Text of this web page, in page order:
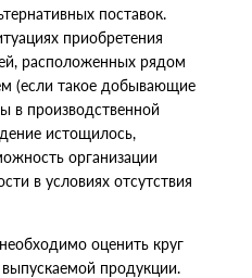
поставок.
приобретения
расположенных рядом
(если такое добывающие
в производственной
истощилось,
организации
в условиях отсутствия
оценить круг
продукции.